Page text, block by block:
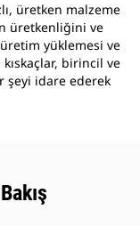
üretken malzeme
üretkenliğini ve
yüklemesi ve
birincil ve
şeyi idare ederek